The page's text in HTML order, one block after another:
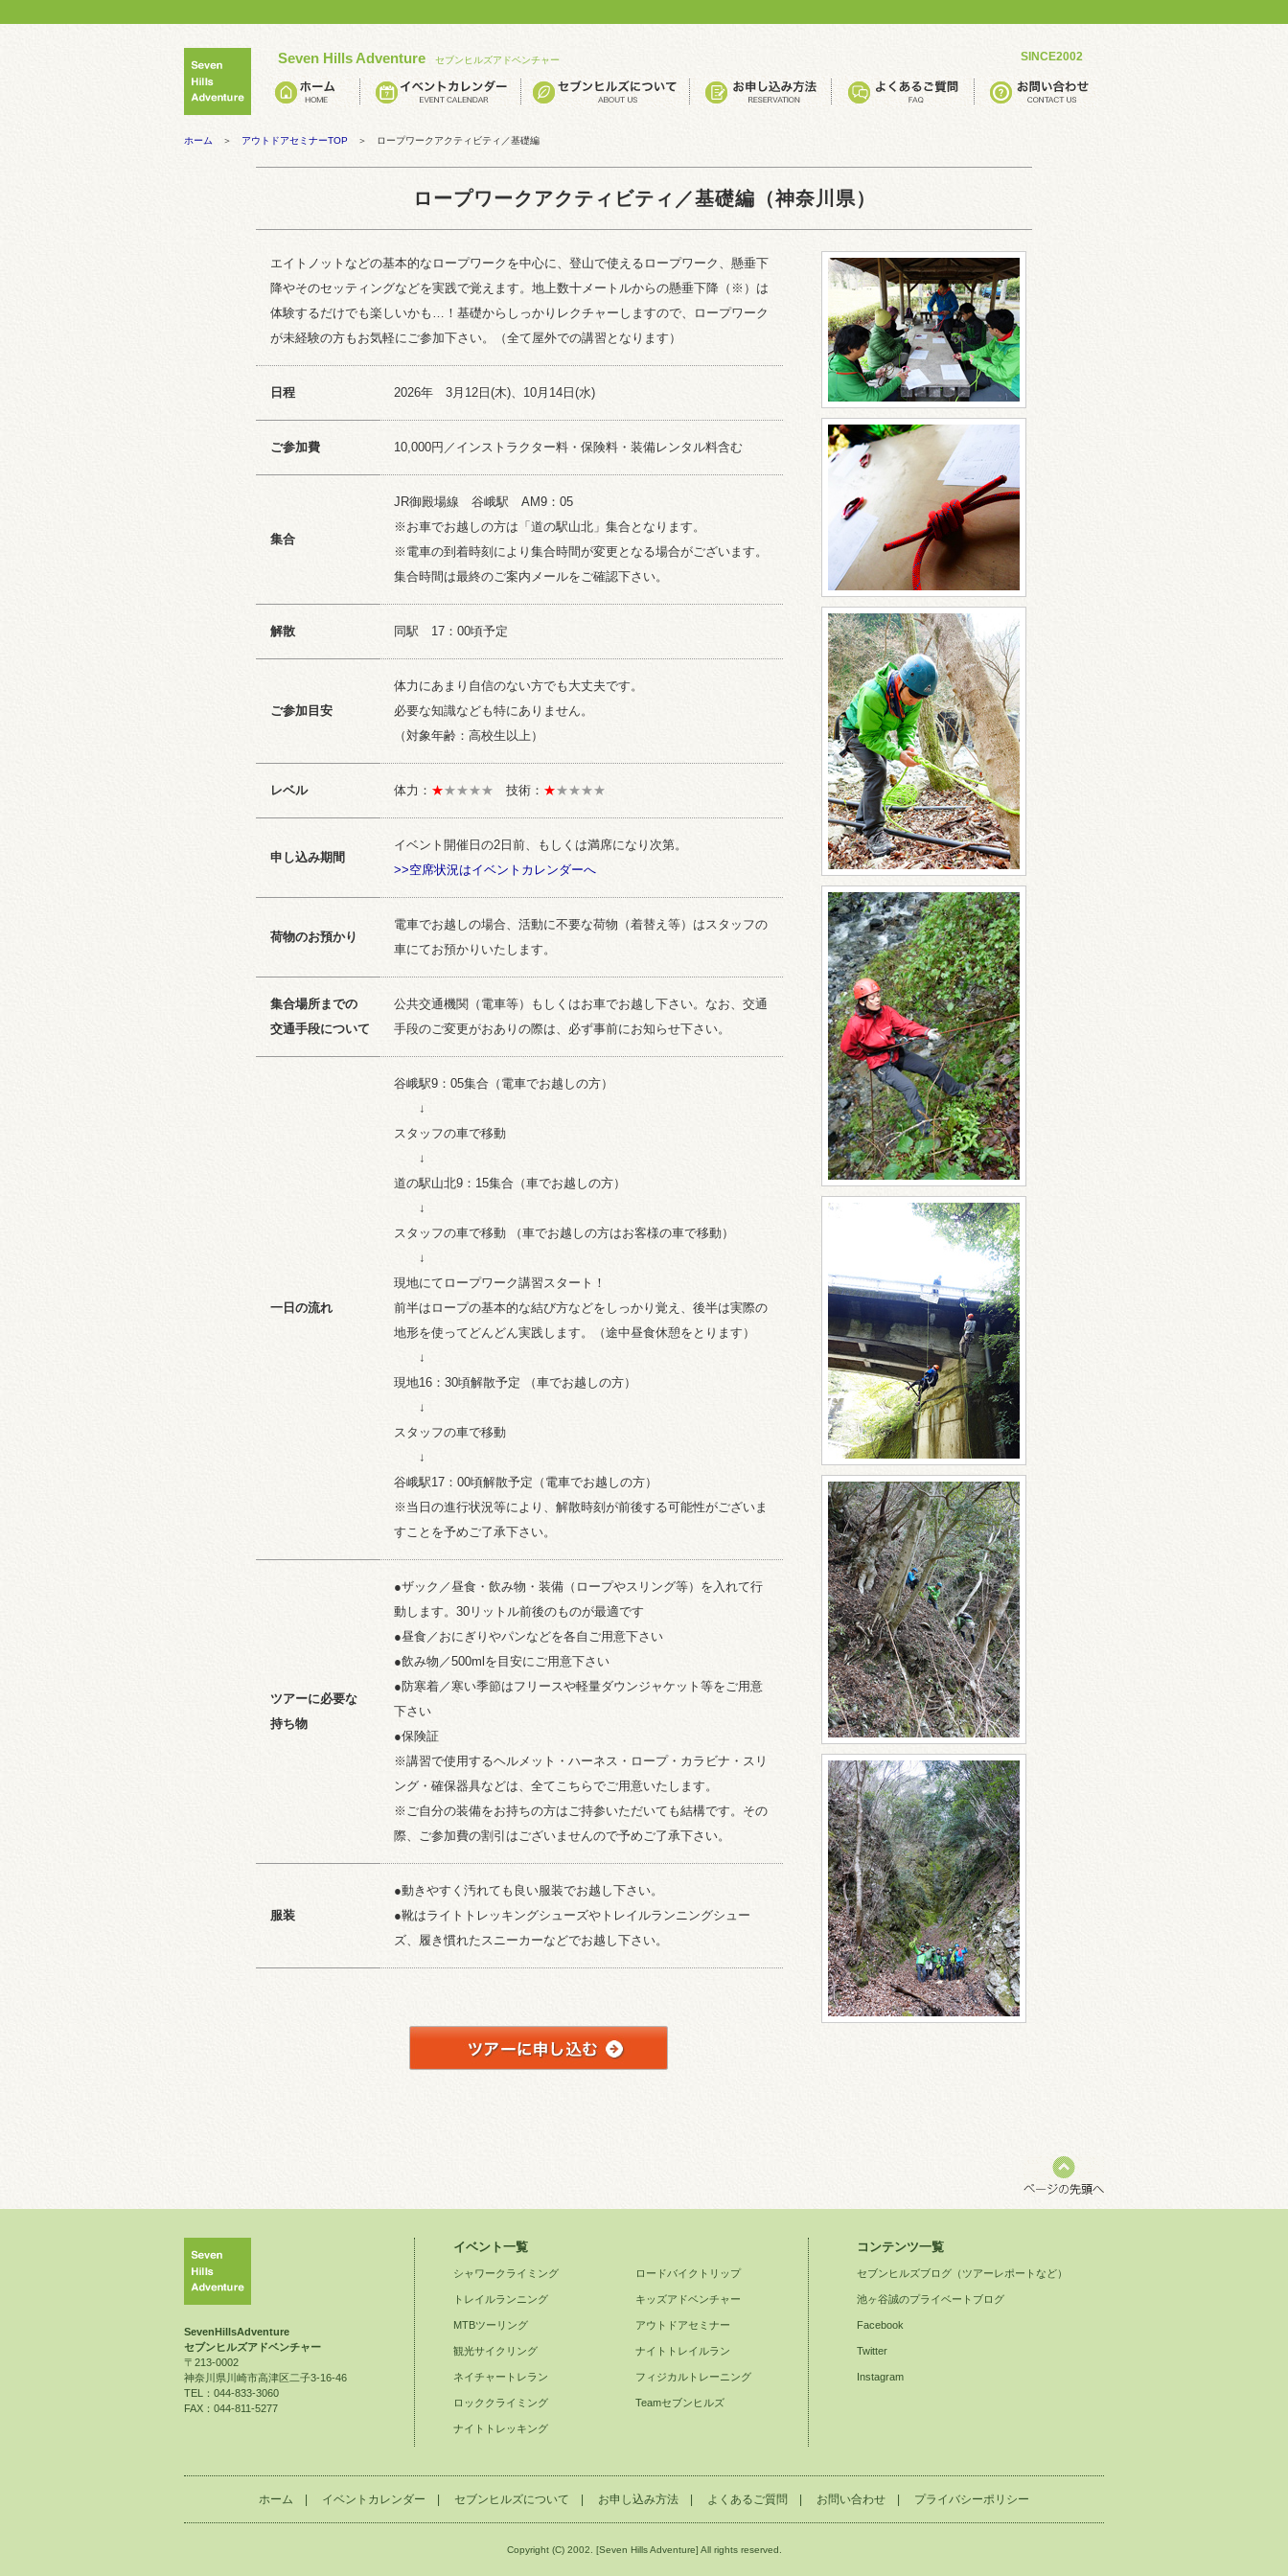
Seven Hills Adventure セブンヒルズアドベンチャー SINCE2002
ホーム ＞ アウトドアセミナーTOP ＞ ロープワークアクティビティ／基礎編
ロープワークアクティビティ／基礎編（神奈川県）
エイトノットなどの基本的なロープワークを中心に、登山で使えるロープワーク、懸垂下
降やそのセッティングなどを実践で覚えます。地上数十メートルからの懸垂下降（※）は
体験するだけでも楽しいかも…！基礎からしっかりレクチャーしますので、ロープワーク
が未経験の方もお気軽にご参加下さい。（全て屋外での講習となります）
日程 2026年 3月12日(木)、10月14日(水)
ご参加費 10,000円／インストラクター料・保険料・装備レンタル料含む
集合
JR御殿場線 谷峨駅 AM9：05
※お車でお越しの方は「道の駅山北」集合となります。
※電車の到着時刻により集合時間が変更となる場合がございます。
集合時間は最終のご案内メールをご確認下さい。
解散 同駅 17：00頃予定
ご参加目安
体力にあまり自信のない方でも大丈夫です。
必要な知識なども特にありません。
（対象年齢：高校生以上）
レベル 体力： ★★★★★ 技術： ★★★★★
申し込み期間
イベント開催日の2日前、もしくは満席になり次第。
>>空席状況はイベントカレンダーへ
荷物のお預かり
電車でお越しの場合、活動に不要な荷物（着替え等）はスタッフの
車にてお預かりいたします。
集合場所までの
交通手段について
公共交通機関（電車等）もしくはお車でお越し下さい。なお、交通
手段のご変更がおありの際は、必ず事前にお知らせ下さい。
一日の流れ
谷峨駅9：05集合（電車でお越しの方）
↓
スタッフの車で移動
↓
道の駅山北9：15集合（車でお越しの方）
↓
スタッフの車で移動 （車でお越しの方はお客様の車で移動）
↓
現地にてロープワーク講習スタート！
前半はロープの基本的な結び方などをしっかり覚え、後半は実際の
地形を使ってどんどん実践します。（途中昼食休憩をとります）
↓
現地16：30頃解散予定 （車でお越しの方）
↓
スタッフの車で移動
↓
谷峨駅17：00頃解散予定（電車でお越しの方）
※当日の進行状況等により、解散時刻が前後する可能性がございま
すことを予めご了承下さい。
ツアーに必要な
持ち物
●ザック／昼食・飲み物・装備（ロープやスリング等）を入れて行
動します。30リットル前後のものが最適です
●昼食／おにぎりやパンなどを各自ご用意下さい
●飲み物／500mlを目安にご用意下さい
●防寒着／寒い季節はフリースや軽量ダウンジャケット等をご用意
下さい
●保険証
※講習で使用するヘルメット・ハーネス・ロープ・カラビナ・スリ
ング・確保器具などは、全てこちらでご用意いたします。
※ご自分の装備をお持ちの方はご持参いただいても結構です。その
際、ご参加費の割引はございませんので予めご了承下さい。
服装
●動きやすく汚れても良い服装でお越し下さい。
●靴はライトトレッキングシューズやトレイルランニングシュー
ズ、履き慣れたスニーカーなどでお越し下さい。
SevenHillsAdventure
セブンヒルズアドベンチャー
〒213-0002
神奈川県川崎市高津区二子3-16-46
TEL：044-833-3060
FAX：044-811-5277
イベント一覧
シャワークライミング
トレイルランニング
MTBツーリング
観光サイクリング
ネイチャートレラン
ロッククライミング
ナイトトレッキング
ロードバイクトリップ
キッズアドベンチャー
アウトドアセミナー
ナイトトレイルラン
フィジカルトレーニング
Teamセブンヒルズ
コンテンツ一覧
セブンヒルズブログ（ツアーレポートなど）
池ヶ谷誠のプライベートブログ
Facebook
Twitter
Instagram
ホーム イベントカレンダー セブンヒルズについて お申し込み方法 よくあるご質問 お問い合わせ プライバシーポリシー
Copyright (C) 2002. [Seven Hills Adventure] All rights reserved.